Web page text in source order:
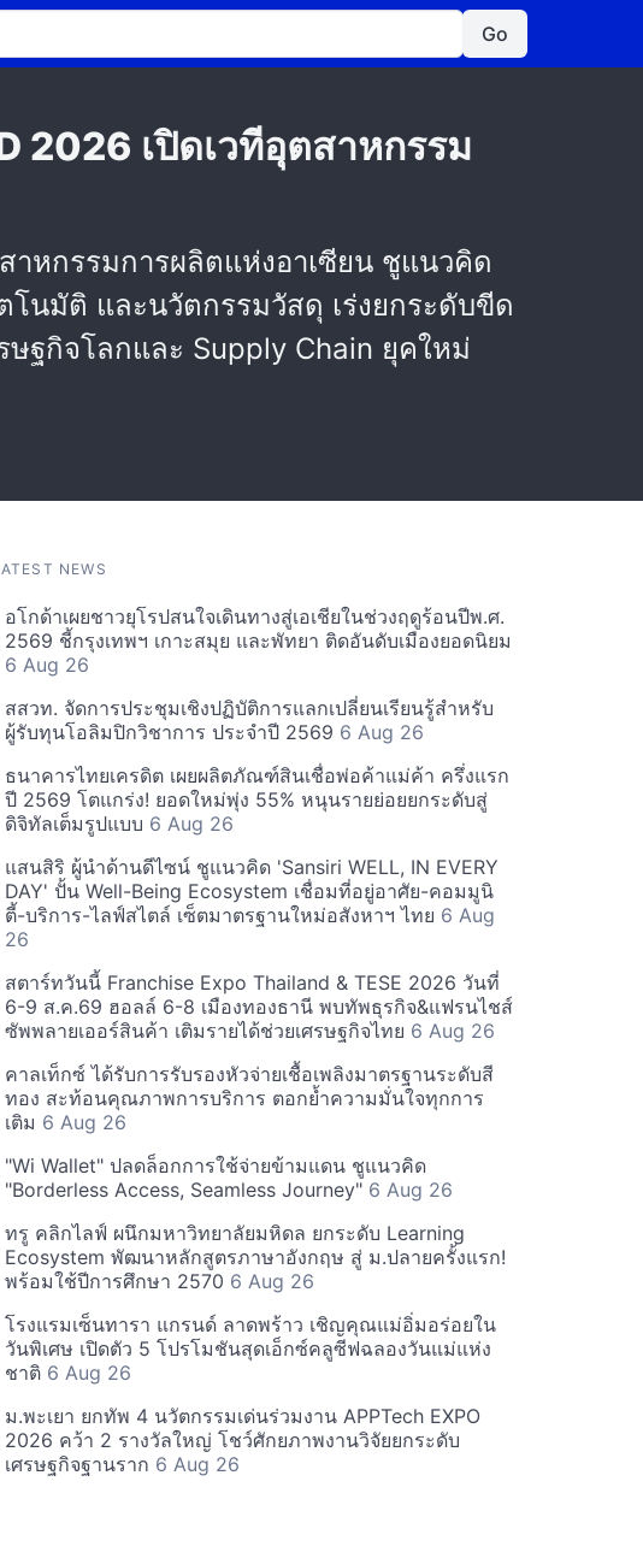
Go
2026 เปิดเวทีอุตสาหกรรม
สาหกรรมการผลิตแห่งอาเซียน ชูแนวคิด
นมัติ และนวัตกรรมวัสดุ เร่งยกระดับขีด
ฐกิจโลกและ Supply Chain ยุคใหม่
NEWS
อโกด้าเผยชาวยุโรปสนใจเดินทางสู่เอเชียในช่วงฤดูร้อนปีพ.ศ.
2569 ชี้กรุงเทพฯ เกาะสมุย และพัทยา ติดอันดับเมืองยอดนิยม
6 Aug 26
สสวท. จัดการประชุมเชิงปฏิบัติการแลกเปลี่ยนเรียนรู้สำหรับ
ผู้รับทุนโอลิมปิกวิชาการ ประจำปี 2569 6 Aug 26
ธนาคารไทยเครดิต เผยผลิตภัณฑ์สินเชื่อพ่อค้าแม่ค้า ครึ่งแรก
ปี 2569 โตแกร่ง! ยอดใหม่พุ่ง 55% หนุนรายย่อยยกระดับสู่
ดิจิทัลเต็มรูปแบบ 6 Aug 26
แสนสิริ ผู้นำด้านดีไซน์ ชูแนวคิด 'Sansiri WELL, IN EVERY
DAY' ปั้น Well-Being Ecosystem เชื่อมที่อยู่อาศัย-คอมมูนิ
ตี้-บริการ-ไลฟ์สไตล์ เซ็ตมาตรฐานใหม่อสังหาฯ ไทย 6 Aug
26
สตาร์ทวันนี้ Franchise Expo Thailand & TESE 2026 วันที่
6-9 ส.ค.69 ฮอลล์ 6-8 เมืองทองธานี พบทัพธุรกิจ&แฟรนไชส์
ซัพพลายเออร์สินค้า เติมรายได้ช่วยเศรษฐกิจไทย 6 Aug 26
คาลเท็กซ์ ได้รับการรับรองหัวจ่ายเชื้อเพลิงมาตรฐานระดับสี
ทอง สะท้อนคุณภาพการบริการ ตอกย้ำความมั่นใจทุกการ
เติม 6 Aug 26
"Wi Wallet" ปลดล็อกการใช้จ่ายข้ามแดน ชูแนวคิด
"Borderless Access, Seamless Journey" 6 Aug 26
ทรู คลิกไลฟ์ ผนึกมหาวิทยาลัยมหิดล ยกระดับ Learning
Ecosystem พัฒนาหลักสูตรภาษาอังกฤษ สู่ ม.ปลายครั้งแรก!
พร้อมใช้ปีการศึกษา 2570 6 Aug 26
โรงแรมเซ็นทารา แกรนด์ ลาดพร้าว เชิญคุณแม่อิ่มอร่อยใน
วันพิเศษ เปิดตัว 5 โปรโมชันสุดเอ็กซ์คลูซีฟฉลองวันแม่แห่ง
ชาติ 6 Aug 26
ม.พะเยา ยกทัพ 4 นวัตกรรมเด่นร่วมงาน APPTech EXPO
2026 คว้า 2 รางวัลใหญ่ โชว์ศักยภาพงานวิจัยยกระดับ
เศรษฐกิจฐานราก 6 Aug 26